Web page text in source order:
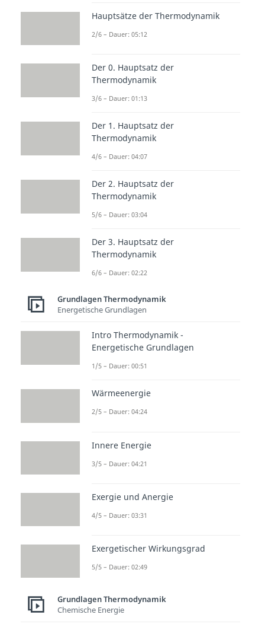
Grundlagen
Thermodynamik
Thermodynamik I: Grundlagen
Dauer: 01:39
Thermodynamische Systeme und
Zustandsgrößen
Zustandsgrößen und
Grundgleichungen
Dauer: 06:25
Dauer: 06:25
Massenbilanz
Energiebilanz
Energiebilanz - Übung
Dauer: 03:36
Hauptsätze der Thermodynamik
2/6 – Dauer: 05:12
Der 0. Hauptsatz der
Thermodynamik
3/6 – Dauer: 01:13
Der 1. Hauptsatz der
Thermodynamik
4/6 – Dauer: 04:07
Der 2. Hauptsatz der
Thermodynamik
5/6 – Dauer: 03:04
Der 3. Hauptsatz der
Thermodynamik
6/6 – Dauer: 02:22
Grundlagen Thermodynamik
Energetische Grundlagen
Intro Thermodynamik -
Energetische Grundlagen
1/5 – Dauer: 00:51
Wärmeenergie
2/5 – Dauer: 04:24
Innere Energie
3/5 – Dauer: 04:21
Exergie und Anergie
4/5 – Dauer: 03:31
Exergetischer Wirkungsgrad
5/5 – Dauer: 02:49
Grundlagen Thermodynamik
Chemische Energie